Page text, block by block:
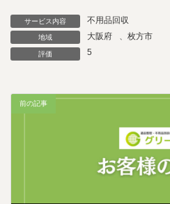
サービス内容 不用品回収
地域 大阪府 、 枚方市
評価 5
前の記事